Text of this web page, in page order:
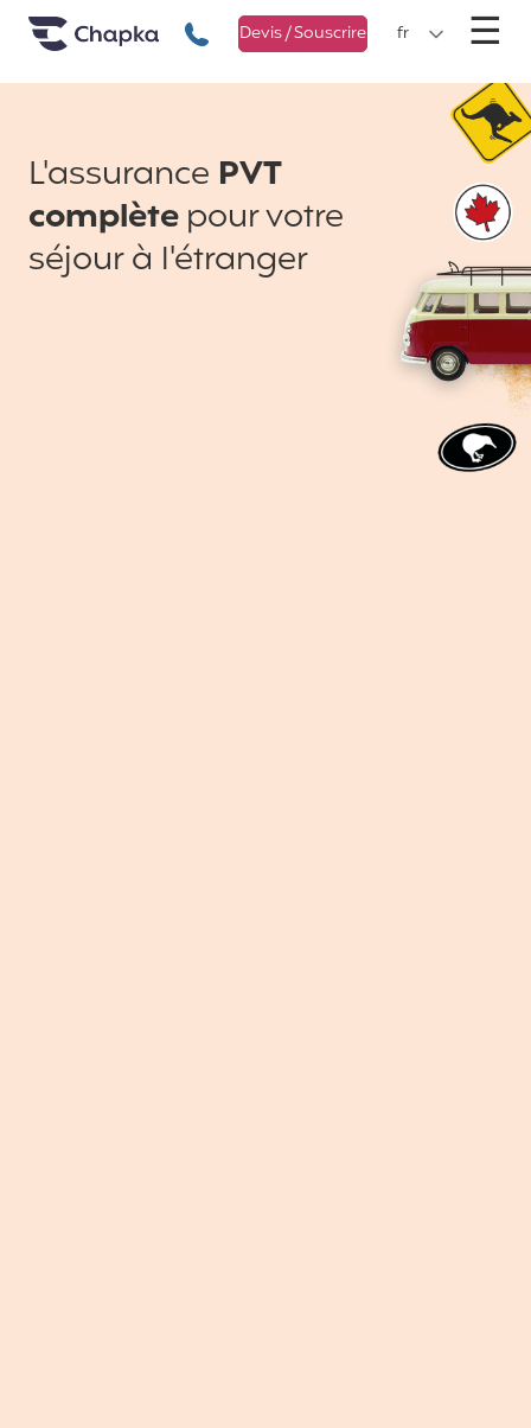
Chapka Assurances Voyages
+33 1 74 85 50 50
Devis / Souscrire fr ☰
L'assurance PVT
complètepour votre
séjour à l'étranger